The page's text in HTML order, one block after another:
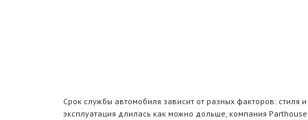
Срок службы автомобиля зависит от разных факторов:
эксплуатация длилась как можно дольше, компания Parthouse